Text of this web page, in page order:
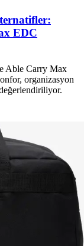
EDC
Able Carry Max
organizasyon
değerlendiriliyor.